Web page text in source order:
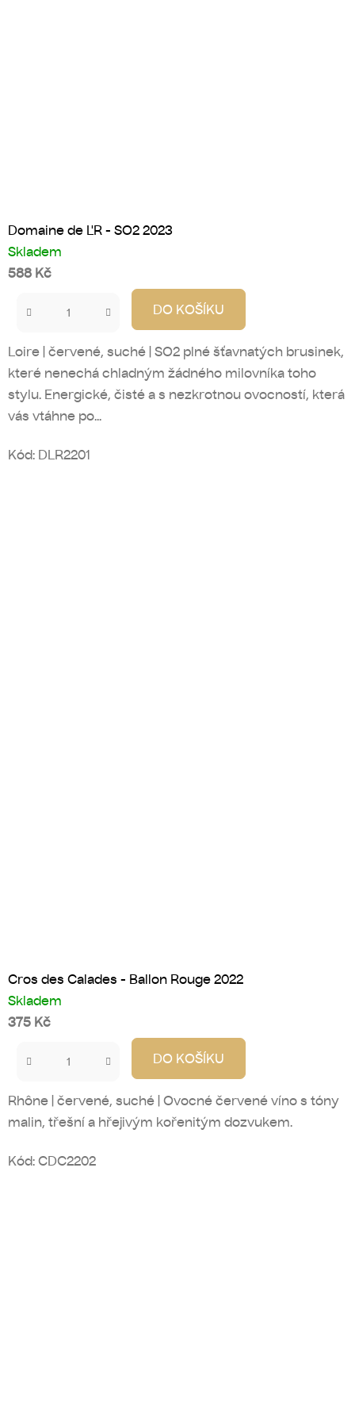
Domaine de L'R - SO2 2023
Skladem
588 Kč
DO KOŠÍKU
Loire | červené, suché | SO2 plné šťavnatých brusinek,
které nenechá chladným žádného milovníka toho
stylu. Energické, čisté a s nezkrotnou ovocností, která
vás vtáhne po...
Kód: DLR2201
Cros des Calades - Ballon Rouge 2022
Skladem
375 Kč
DO KOŠÍKU
Rhône | červené, suché | Ovocné červené víno s tóny
malin, třešní a hřejivým kořenitým dozvukem.
Kód: CDC2202